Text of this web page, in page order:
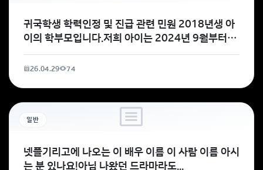
귀국학생 학력인정 및 진급 관련 민원 2018년생 아
이의 학부모입니다.저희 아이는 2024년 9월부터
2025년 6월까지 캐나다 브리티시컬럼비아(BC)주
에26.04.29 74
일반
넷플기리고에 나오는 이 배우 이름 이 사람 이름 아시
는 분 있나요!아님 나왔던 드라마라도...